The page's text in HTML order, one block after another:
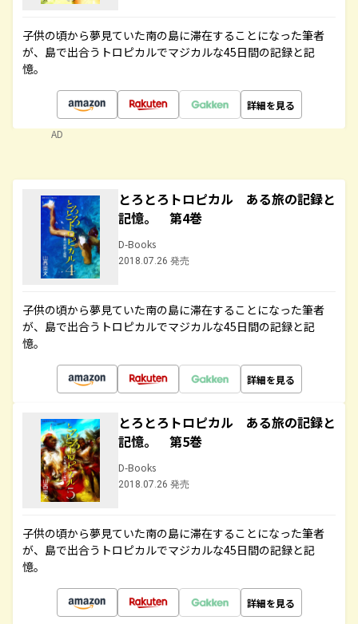
子供の頃から夢見ていた南の島に滞在することになった筆者
が、島で出合うトロピカルでマジカルな45日間の記録と記
憶。
詳細を見る
AD
とろとろトロピカル ある旅の記録と
記憶。 第4巻
D-Books
2018.07.26 発売
子供の頃から夢見ていた南の島に滞在することになった筆者
が、島で出合うトロピカルでマジカルな45日間の記録と記
憶。
詳細を見る
とろとろトロピカル ある旅の記録と
記憶。 第5巻
D-Books
2018.07.26 発売
子供の頃から夢見ていた南の島に滞在することになった筆者
が、島で出合うトロピカルでマジカルな45日間の記録と記
憶。
詳細を見る